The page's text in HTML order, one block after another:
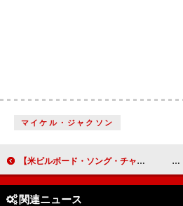
マイケル・ジャクソン
【米ビルボード・ソング・チャート】エラ・ラングレー通算10週目1位、ブルーノ・マーズ／オリヴィア・ディーンが新記録
関連ニュース